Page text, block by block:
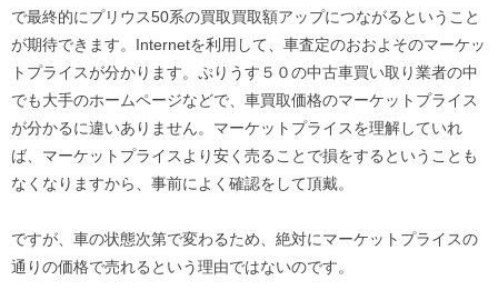
で最終的にプリウス50系の買取買取額アップにつながるということ
が期待できます。Internetを利用して、車査定のおおよそのマーケッ
トプライスが分かります。ぷりうす５０の中古車買い取り業者の中
でも大手のホームページなどで、車買取価格のマーケットプライス
が分かるに違いありません。マーケットプライスを理解していれ
ば、マーケットプライスより安く売ることで損をするということも
なくなりますから、事前によく確認をして頂戴。
ですが、車の状態次第で変わるため、絶対にマーケットプライスの
通りの価格で売れるという理由ではないのです。